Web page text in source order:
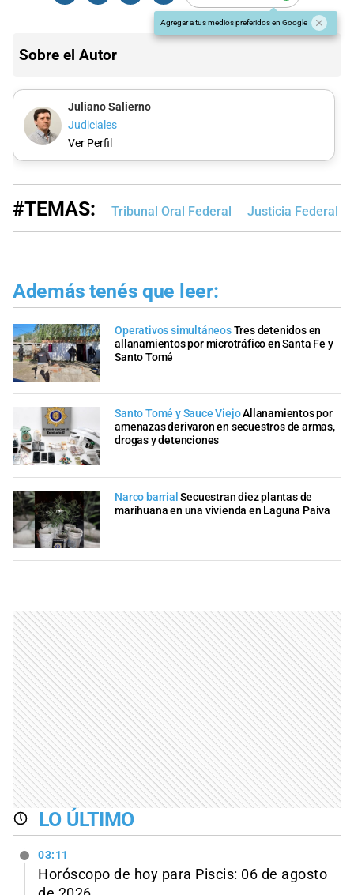
Agregar a tus medios preferidos en Google
Sobre el Autor
Juliano Salierno
Judiciales
Ver Perfil
#TEMAS: Tribunal Oral Federal Justicia Federal
Además tenés que leer:
Operativos simultáneosTres detenidos en
allanamientos por microtráfico en Santa Fe y
Santo Tomé
Santo Tomé y Sauce ViejoAllanamientos por
amenazas derivaron en secuestros de armas,
drogas y detenciones
Narco barrial Secuestran diez plantas de
marihuana en una vivienda en Laguna Paiva
LO ÚLTIMO
03:11
Horóscopo de hoy para Piscis: 06 de agosto